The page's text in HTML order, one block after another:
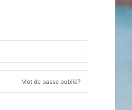
Mot de passe oublié?